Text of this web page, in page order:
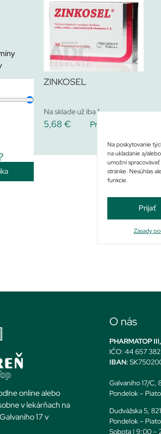
Na poskytovanie
na ukladanie a/
umožní
stránke. Nesúhlas
funkcie.
Prijať
Zásady
ZINKOSEL
Na sklade už iba 1
5,68€ Pridať do košíka
online alebo
v lekárňach na
17 v
O nás
PHARMATOP
IČO: 44 657 382
IBAN:
Galvaniho 17/C,
Pondelok –
Dudvážska 5,
Pondelok –
Sobota | 9:00 –